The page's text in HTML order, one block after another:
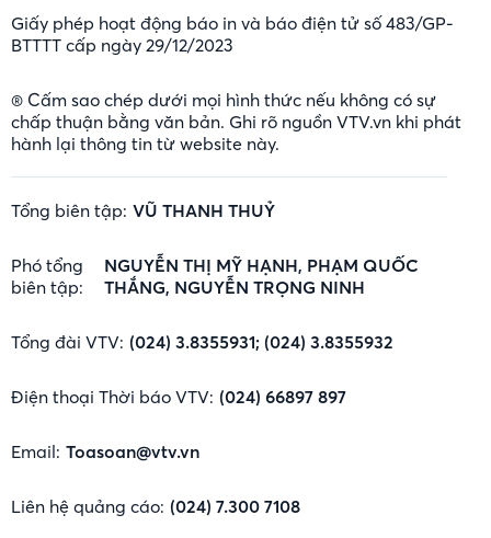
Giấy phép hoạt động báo in và báo điện tử số 483/GP-
BTTTT cấp ngày 29/12/2023
® Cấm sao chép dưới mọi hình thức nếu không có sự
chấp thuận bằng văn bản. Ghi rõ nguồn VTV.vn khi phát
hành lại thông tin từ website này.
Tổng biên tập: VŨ THANH THUỶ
Phó tổng
biên tập:
NGUYỄN THỊ MỸ HẠNH, PHẠM QUỐC
THẮNG, NGUYỄN TRỌNG NINH
Tổng đài VTV: (024) 3.8355931; (024) 3.8355932
Điện thoại Thời báo VTV: (024) 66897 897
Email: Toasoan@vtv.vn
Liên hệ quảng cáo: (024) 7.300 7108